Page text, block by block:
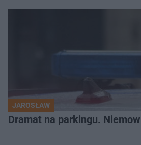
JAROSŁAW
Dramat na parkingu.